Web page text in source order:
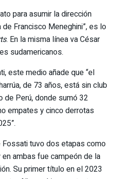
para asumir la dirección
de Francisco Meneghini”, es lo
. En la misma línea va César
sudamericanos.
este medio añade que “el
de 73 años, está sin club
de Perú, donde sumó 32
empates y cinco derrotas
Fossati tuvo dos etapas como
ambas fue campeón de la
Su primer título en el 2023